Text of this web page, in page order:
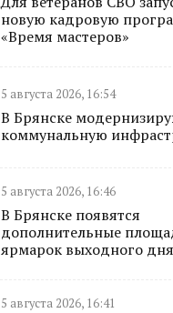
новую кадровую
«Время мастеров»
5 августа 2026, 16:54
В Брянске
коммунальную
5 августа 2026, 16:46
В Брянске появятся
дополнительные
ярмарок выходного дня
5 августа 2026, 16:41